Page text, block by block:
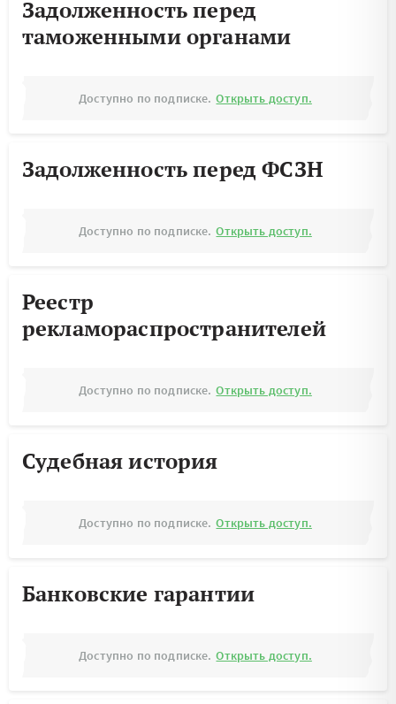
Задолженность перед
таможенными органами
Доступно по подписке. Открыть доступ.
Задолженность перед ФСЗН
Доступно по подписке. Открыть доступ.
Реестр
рекламораспространителей
Доступно по подписке. Открыть доступ.
Судебная история
Доступно по подписке. Открыть доступ.
Банковские гарантии
Доступно по подписке. Открыть доступ.